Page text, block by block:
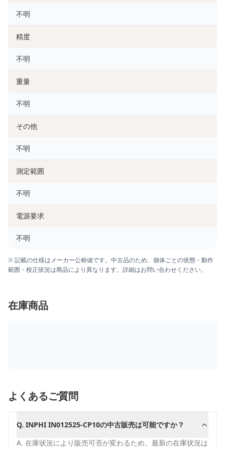
不明
精度
不明
重量
不明
その他
不明
測定範囲
不明
電源要求
不明
※ 記載の仕様はメーカー公称値です。中古品のため、個体ごとの状態・動作
範囲・校正状況は商品により異なります。詳細はお問い合わせください。
在庫商品
よくあるご質問
Q. INPHI IN012525-CP10の中古販売は可能ですか？
A. 在庫状況により販売可否が変わるため、最新の在庫状況は